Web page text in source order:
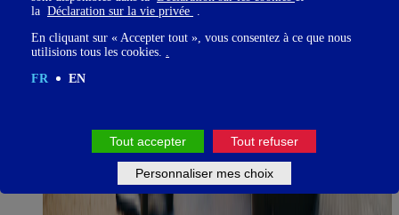
la Déclaration sur la vie privée .
En cliquant sur « Accepter tout », vous consentez à ce que nous
utilisions tous les cookies. .
FR
EN
Tout accepter Tout refuser
Personnaliser mes choix